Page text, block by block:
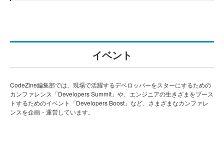
イベント
CodeZine編集部では、現場で活躍するデベロッパーをスターにするための
カンファレンス「Developers Summit」や、エンジニアの生きざまをブース
トするためのイベント「Developers Boost」など、さまざまなカンファレ
ンスを企画・運営しています。